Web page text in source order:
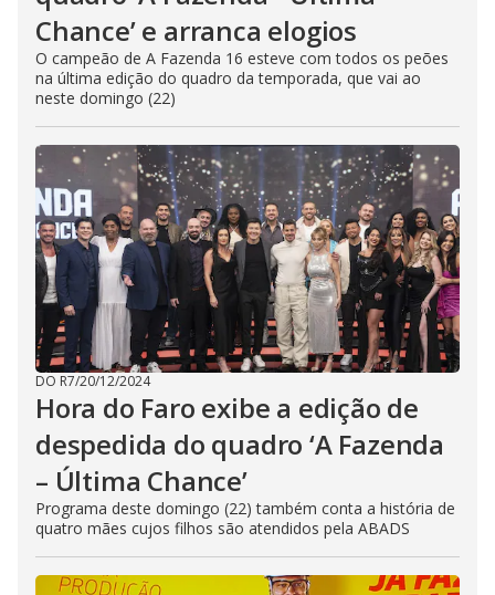
Chance’ e arranca elogios
O campeão de A Fazenda 16 esteve com todos os peões
na última edição do quadro da temporada, que vai ao
neste domingo (22)
DO R7/20/12/2024
Hora do Faro exibe a edição de
despedida do quadro ‘A Fazenda
– Última Chance’
Programa deste domingo (22) também conta a história de
quatro mães cujos filhos são atendidos pela ABADS